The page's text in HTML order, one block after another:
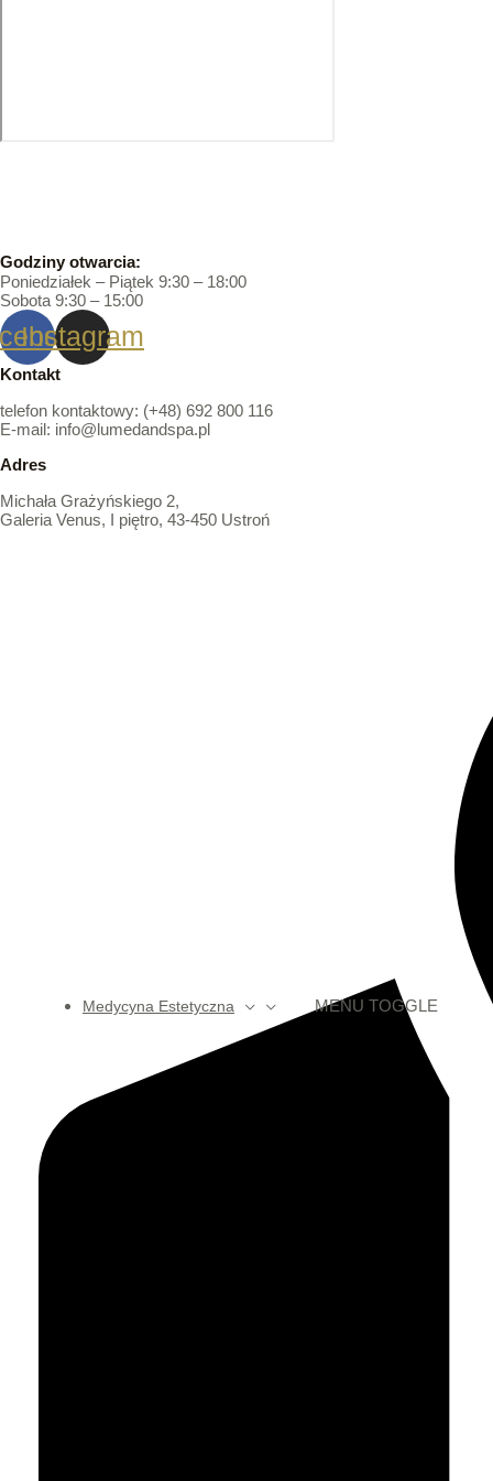
Medycyna Estetyczna MENU TOGGLE
Godziny otwarcia:
Poniedziałek – Piątek 9:30 – 18:00
Sobota 9:30 – 15:00
Instagram
Kontakt
telefon kontaktowy: (+48) 692 800 116
E-mail: info@lumedandspa.pl
Adres
Michała Grażyńskiego 2,
Galeria Venus, I piętro, 43-450 Ustroń